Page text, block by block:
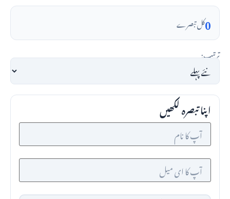
0کل تبصرے
ترتیب:
اپنا تبصرہ لکھیں